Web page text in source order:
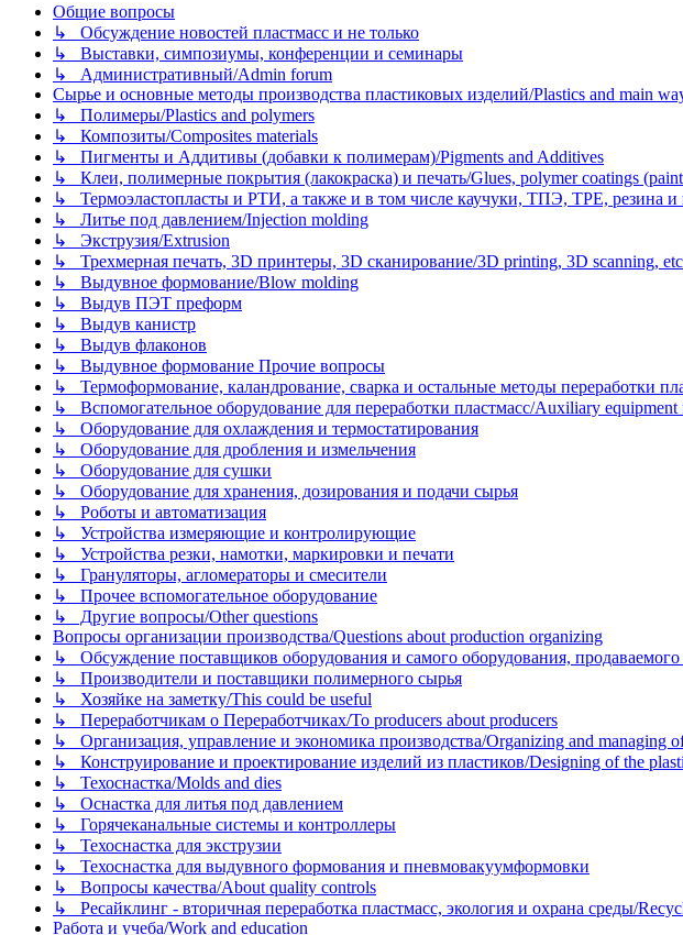
Общие вопросы
↳ Обсуждение новостей пластмасс и не только
↳ Выставки, симпозиумы, конференции и семинары
↳ Административный/Admin forum
Сырье и основные методы производства пластиковых изделий/Plastics and main
↳ Полимеры/Plastics and polymers
↳ Композиты/Сomposites materials
↳ Пигменты и Аддитивы (добавки к полимерам)/Pigments and Additives
↳ Клеи, полимерные покрытия (лакокраска) и печать/Glues, polymer coatings
↳ Термоэластопласты и РТИ, а также и в том числе каучуки, ТПЭ, TPE, резина и
↳ Литье под давлением/Injection molding
↳ Экструзия/Extrusion
↳ Трехмерная печать, 3D принтеры, 3D сканирование/3D printing, 3D scanning, etc
↳ Выдувное формование/Blow molding
↳ Выдув ПЭТ преформ
↳ Выдув канистр
↳ Выдув флаконов
↳ Выдувное формование Прочие вопросы
↳ Термоформование, каландрование, сварка и остальные методы переработки
↳ Вспомогательное оборудование для переработки пластмасс/Auxiliary equipment
↳ Оборудование для охлаждения и термостатирования
↳ Оборудование для дробления и измельчения
↳ Оборудование для сушки
↳ Оборудование для хранения, дозирования и подачи сырья
↳ Роботы и автоматизация
↳ Устройства измеряющие и контролирующие
↳ Устройства резки, намотки, маркировки и печати
↳ Грануляторы, агломераторы и смесители
↳ Прочее вспомогательное оборудование
↳ Другие вопросы/Other questions
Вопросы организации производства/Questions about production organizing
↳ Обсуждение поставщиков оборудования и самого оборудования,
↳ Производители и поставщики полимерного сырья
↳ Хозяйке на заметку/This could be useful
↳ Переработчикам о Переработчиках/To producers about producers
↳ Организация, управление и экономика производства/Organizing and managing
↳ Конструирование и проектирование изделий из пластиков/Designing of the
↳ Техоснастка/Molds and dies
↳ Оснастка для литья под давлением
↳ Горячеканальные системы и контроллеры
↳ Техоснастка для экструзии
↳ Техоснастка для выдувного формования и пневмовакуумформовки
↳ Вопросы качества/About quality controls
↳ Ресайклинг - вторичная переработка пластмасс, экология и охрана среды/
Работа и учеба/Work and education